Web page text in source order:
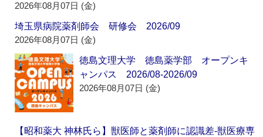
2026年08月07日 (金)
埼玉県病院薬剤師会 研修会 2026/09
2026年08月07日 (金)
徳島文理大学 徳島薬学部 オープンキ
ャンパス 2026/08-2026/09
2026年08月07日 (金)
【昭和薬大 神林氏ら】獣医師と薬剤師に認識差‐獣医療専